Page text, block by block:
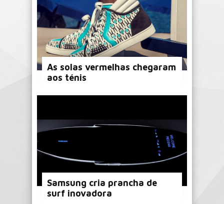
As solas vermelhas chegaram
aos ténis
Samsung cria prancha de
surf inovadora